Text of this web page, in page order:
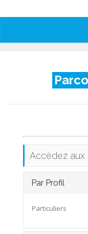
Accédez aux
Par Profil
Particuliers